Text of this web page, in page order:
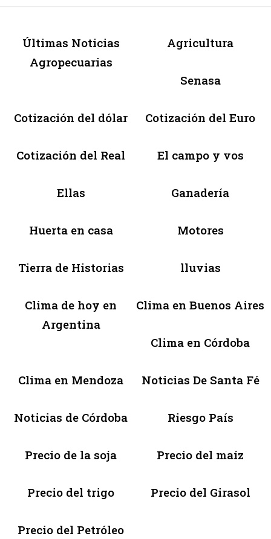
Últimas Noticias
Agropecuarias
Agricultura
Senasa
Cotización del dólar Cotización del Euro
Cotización del Real El campo y vos
Ellas Ganadería
Huerta en casa Motores
Tierra de Historias lluvias
Clima de hoy en
Argentina
Clima en Buenos Aires
Clima en Córdoba
Clima en Mendoza Noticias De Santa Fé
Noticias de Córdoba Riesgo País
Precio de la soja Precio del maíz
Precio del trigo Precio del Girasol
Precio del Petróleo